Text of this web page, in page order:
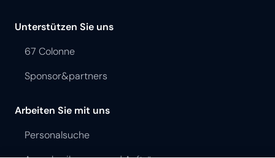
Unterstützen Sie uns
67 Colonne
Sponsor&partners
Arbeiten Sie mit uns
Personalsuche